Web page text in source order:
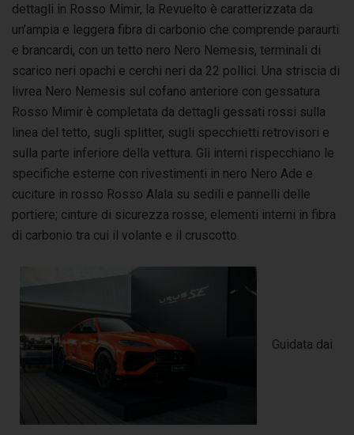
dettagli in Rosso Mimir, la Revuelto è caratterizzata da
un’ampia e leggera fibra di carbonio che comprende paraurti
e brancardi, con un tetto nero Nero Nemesis, terminali di
scarico neri opachi e cerchi neri da 22 pollici. Una striscia di
livrea Nero Nemesis sul cofano anteriore con gessatura
Rosso Mimir è completata da dettagli gessati rossi sulla
linea del tetto, sugli splitter, sugli specchietti retrovisori e
sulla parte inferiore della vettura. Gli interni rispecchiano le
specifiche esterne con rivestimenti in nero Nero Ade e
cuciture in rosso Rosso Alala su sedili e pannelli delle
portiere; cinture di sicurezza rosse; elementi interni in fibra
di carbonio tra cui il volante e il cruscotto.
Guidata dai